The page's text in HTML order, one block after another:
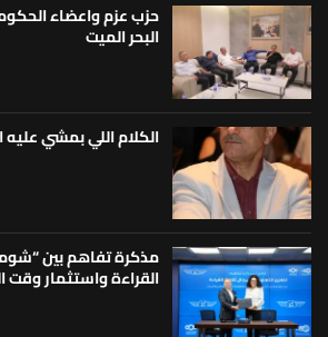
حزب عزم واعضاء
البحر الميت
الكلام اللي بمشي عليه
مذكرة تفاهم بين
القراءة واستثمار وقت